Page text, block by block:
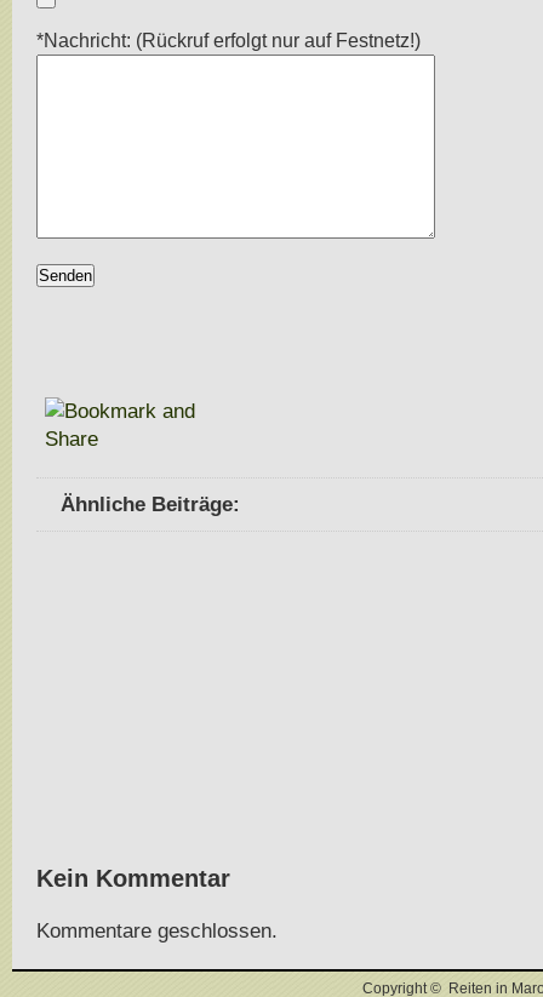
*Nachricht: (Rückruf erfolgt nur auf Festnetz!)
Ähnliche Beiträge:
Kein Kommentar
Kommentare geschlossen.
Copyright © Reiten in